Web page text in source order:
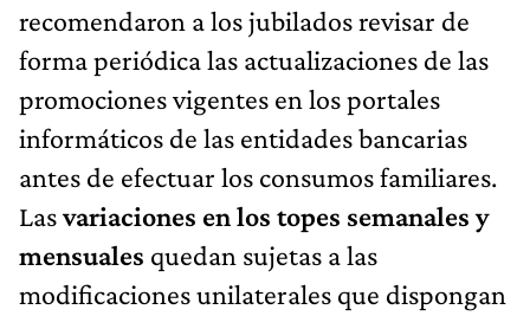
recomendaron a los jubilados revisar de
forma periódica las actualizaciones de las
promociones vigentes en los portales
informáticos de las entidades bancarias
antes de efectuar los consumos familiares.
Lasvariaciones en los topes semanales y
mensuales quedan sujetas a las
modificaciones unilaterales que dispongan